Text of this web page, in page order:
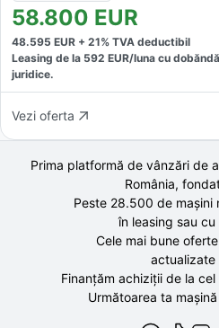
58.800 EUR
48.595 EUR + 21% TVA deductibil
Leasing de la 592 EUR/luna cu dobăndă
juridice.
Vezi oferta
Prima platformă de vânzări de
România,
Peste 28.500 demașini
în leasing sau
Cele mai bune
actualizate
Finanțăm achiziții de la cel
Următoarea ta mașină